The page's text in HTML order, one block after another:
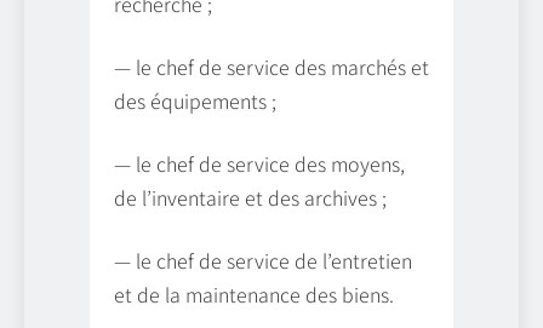
— le chef de service des marchés et
des équipements ;
— le chef de service des moyens,
de l’inventaire et des archives ;
— le chef de service de l’entretien
et de la maintenance des biens.